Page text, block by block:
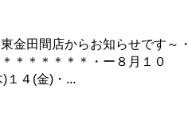
金田間店からお知らせです～・
＊＊＊＊＊＊・ー８月１０
１４(金)・...